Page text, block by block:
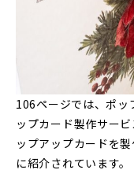
106ページでは、ポッ
ップカード製作サー
ップアップカードを
に紹介されています。